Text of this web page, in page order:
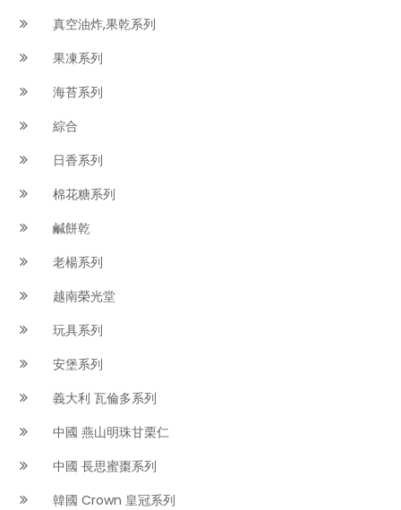
真空油炸,果乾系列
果凍系列
海苔系列
綜合
日香系列
棉花糖系列
鹹餅乾
老楊系列
越南榮光堂
玩具系列
安堡系列
義大利 瓦倫多系列
中國 燕山明珠甘栗仁
中國 長思蜜棗系列
韓國 Crown 皇冠系列